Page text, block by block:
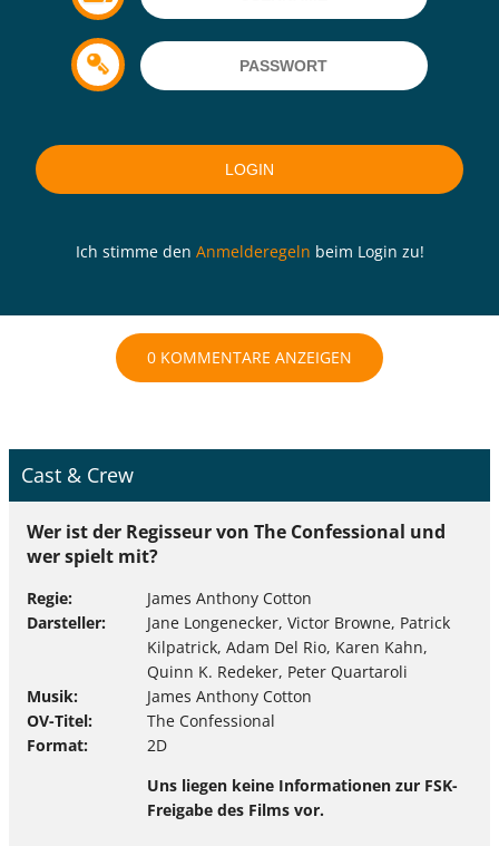
Ich stimme den Anmelderegeln beim Login zu!
0 KOMMENTARE ANZEIGEN
Cast & Crew
Wer ist der Regisseur von The Confessional und
wer spielt mit?
Regie
James Anthony Cotton
Darsteller
Jane Longenecker, Victor Browne, Patrick
Kilpatrick, Adam Del Rio, Karen Kahn,
Quinn K. Redeker, Peter Quartaroli
Musik
James Anthony Cotton
OV-Titel
The Confessional
Format
2D
Uns liegen keine Informationen zur FSK-
Freigabe des Films vor.